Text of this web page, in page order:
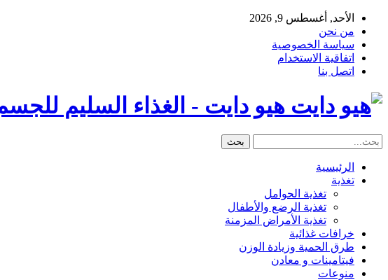
الأحد, أغسطس 9, 2026
من نحن
سياسة الخصوصية
اتفاقية الاستخدام
اتصل بنا
هيو دايت - الغذاء السليم
الرئيسية
تغذية
تغذية الحوامل
تغذية الرضع والأطفال
تغذية الأمراض المزمنة
خرافات غذائية
طرق الحمية وزيادة الوزن
فيتامينات و معادن
منوعات